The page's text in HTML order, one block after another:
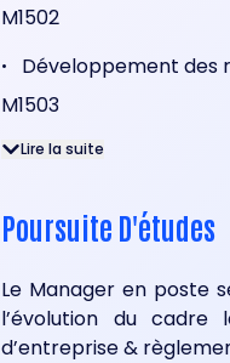
M1502
•
Développement des
M1503
Lire la suite
Poursuite D'études
Le Manager en poste
l’évolution du cadre
d’entreprise &